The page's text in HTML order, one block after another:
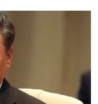
QUÁ KHỨ VÀ HIỆN